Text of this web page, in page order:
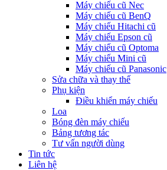
Máy chiếu cũ Nec
Máy chiếu cũ BenQ
Máy chiếu Hitachi cũ
Máy chiếu Epson cũ
Máy chiếu cũ Optoma
Máy chiếu Mini cũ
Máy chiếu cũ Panasonic
Sửa chữa và thay thế
Phụ kiện
Điều khiển máy chiếu
Loa
Bóng đèn máy chiếu
Bảng tương tác
Tư vấn người dùng
Tin tức
Liên hệ